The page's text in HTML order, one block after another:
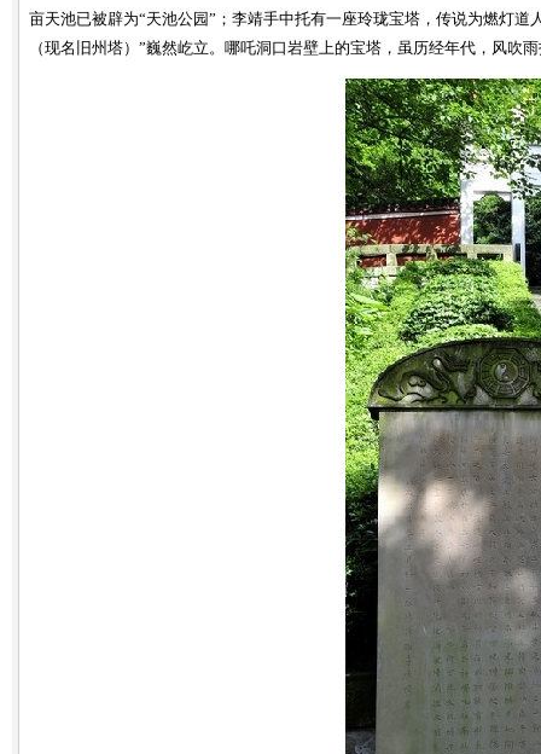
亩天池已被辟为“天池公园”；李靖手中托有一座玲珑宝塔，传说为燃灯
（现名旧州塔）”巍然屹立。哪吒洞口岩壁上的宝塔，虽历经年代，风吹